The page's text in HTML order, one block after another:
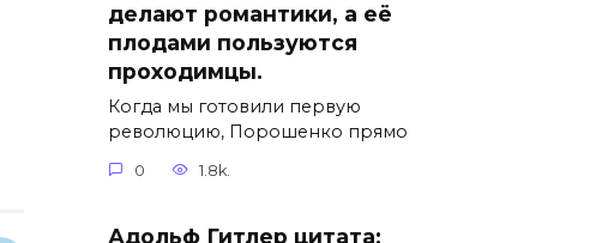
делают романтики, а её
плодами пользуются
проходимцы.
Когда мы готовили первую
революцию, Порошенко прямо
0 1.8k.
Адольф Гитлер цитата: